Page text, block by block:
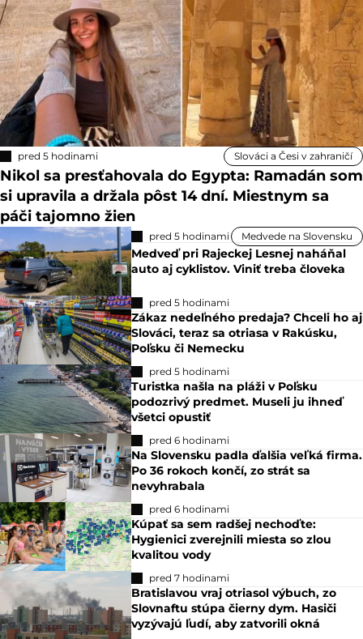
pred 5 hodinami Slováci a Česi v zahraničí
Nikol sa presťahovala do Egypta: Ramadán som
si upravila a držala pôst 14 dní. Miestnym sa
páči tajomno žien
pred 5 hodinami Medvede na Slovensku
Medveď pri Rajeckej Lesnej naháňal
auto aj cyklistov. Viniť treba človeka
pred 5 hodinami
Zákaz nedeľného predaja? Chceli ho aj
Slováci, teraz sa otriasa v Rakúsku,
Poľsku či Nemecku
pred 5 hodinami
Turistka našla na pláži v Poľsku
podozrivý predmet. Museli ju ihneď
všetci opustiť
pred 6 hodinami
Na Slovensku padla ďalšia veľká firma.
Po 36 rokoch končí, zo strát sa
nevyhrabala
pred 6 hodinami
Kúpať sa sem radšej nechoďte:
Hygienici zverejnili miesta so zlou
kvalitou vody
pred 7 hodinami
Bratislavou vraj otriasol výbuch, zo
Slovnaftu stúpa čierny dym. Hasiči
vyzývajú ľudí, aby zatvorili okná